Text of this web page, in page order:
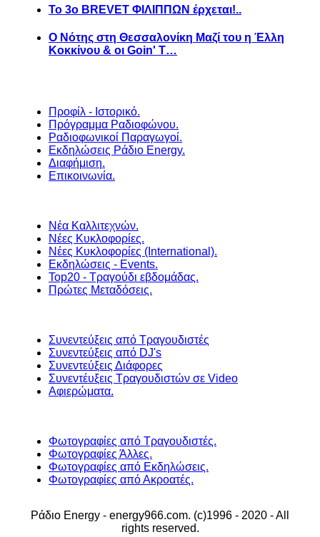
Το 3ο BREVET ΦΙΛΙΠΠΩΝ έρχεται!..
Ο Νότης στη Θεσσαλονίκη Μαζί του η Έλλη
Κοκκίνου & οι Goin' T…
Προφίλ - Ιστορικό.
Πρόγραμμα Ραδιοφώνου.
Ραδιοφωνικοί Παραγωγοί.
Εκδηλώσεις Ράδιο Energy.
Διαφήμιση.
Επικοινωνία.
Νέα Καλλιτεχνών.
Νέες Κυκλοφορίες.
Νέες Κυκλοφορίες (International).
Εκδηλώσεις - Events.
Top20 - Τραγούδι εβδομάδας.
Πρώτες Μεταδόσεις.
Συνεντεύξεις από Τραγουδιστές
Συνεντεύξεις από DJ's
Συνεντεύξεις Διάφορες
Συνεντέυξεις Τραγουδιστών σε Video
Αφιερώματα.
Φωτογραφίες από Τραγουδιστές.
Φωτογραφίες Άλλες.
Φωτογραφίες από Εκδηλώσεις.
Φωτογραφίες από Ακροατές.
Ράδιο Energy - energy966.com. (c)1996 - 2020 - All
rights reserved.